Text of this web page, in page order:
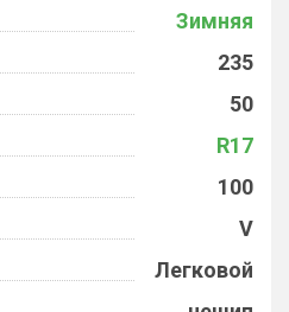
Зимняя
235
50
R17
100
V
Легковой